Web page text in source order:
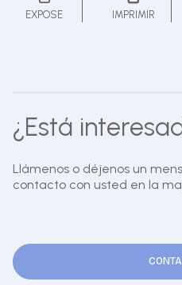
EXPOSE IMPRIMIR
¿Está
Llámenos o déjenos un
contacto con usted en la